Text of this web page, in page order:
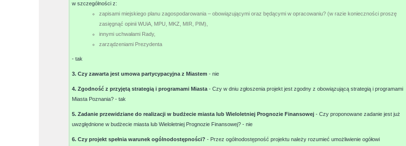
w szczególności z:
zapisami miejskiego planu zagospodarowania – obowiązującymi oraz będącymi w opracowaniu? (w razie konieczności proszę
zasięgnąć opinii WUiA, MPU, MKZ, MIR, PIM),
innymi uchwałami Rady,
zarządzeniami Prezydenta
-tak
3. Czy zawarta jest umowa partycypacyjna z Miastem-nie
4. Zgodność z przyjętą strategią i programami Miasta- Czy w dniu zgłoszenia projekt jest zgodny z obowiązującą strategią i programami
Miasta Poznania? -tak
5. Zadanie przewidziane do realizacji w budżecie miasta lub Wieloletniej Prognozie Finansowej- Czy proponowane zadanie jest już
uwzględnione w budżecie miasta lub Wieloletniej Prognozie Finansowej? -nie
6. Czy projekt spełnia warunek ogólnodostępności?- Przez ogólnodostępność projektu należy rozumieć umożliwienie ogółowi